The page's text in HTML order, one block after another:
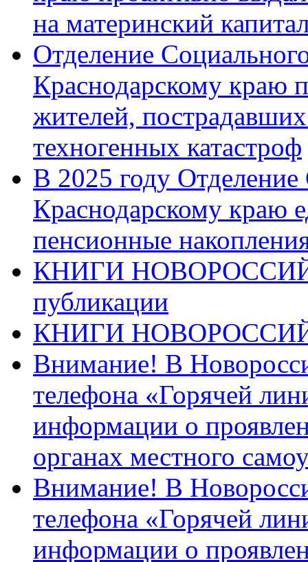
на материнский
Отделение
Краснодарскому краю
жителей,
техногенных катастроф
В 2025 году
Краснодарскому краю
пенсионные
КНИГИ
публикации
КНИГИ
Внимание! В
телефона «Горячей
информации о
органах местного
Внимание! В
телефона «Горячей
информации о